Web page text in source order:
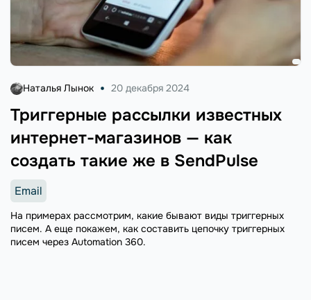
Триггерные рассылки известных
интернет-магазинов — как
создать такие же в SendPulse
Наталья Лынок 20 декабря 2024
Email
На примерах рассмотрим, какие бывают виды триггерных
писем. А еще покажем, как составить цепочку триггерных
писем через Automation 360.